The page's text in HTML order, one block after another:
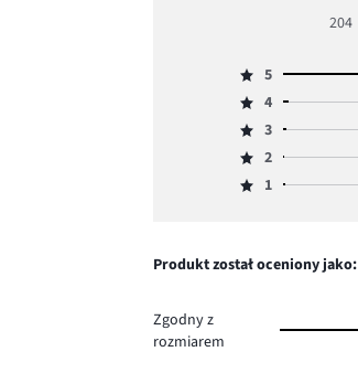
5
204
Ocena
5,
ilość
głosów
5
Ocena
4,
ilość
głosów
4
Ocena
3,
ilość
3
Ocena
2,
1.
2
Ocena
głosów
1
Produkt został oceniony jako:
Zgodny z
rozmiarem